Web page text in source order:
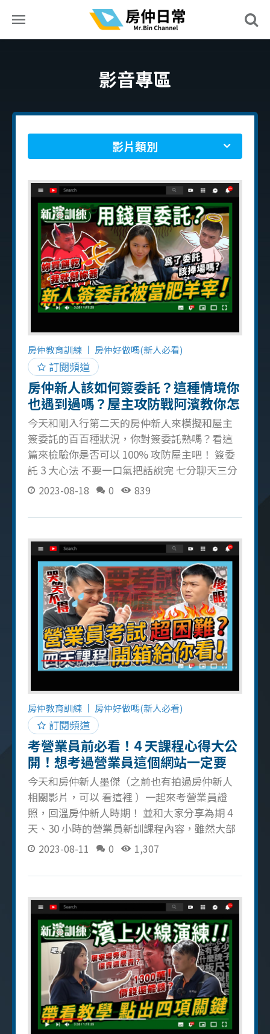
影音專區
影片類別
房仲教育訓練 房仲好做嗎(新人必看)
訂閱頻道
房仲新人該如何簽委託？這種情境你
也遇到過嗎？屋主攻防戰阿濱教你怎
麼簽！（簽委託演練篇）
今天和剛入行第二天的房仲新人來模擬和屋主
簽委託的百百種狀況，你對簽委託熟嗎？看這
篇來檢驗你是否可以 100% 攻防屋主吧！ 簽委
託 3 大心法 不要一口氣把話說完 七分聊天三分
攻堅 觀察屋主身上可以開啟的話題 檢驗你的簽
太誠實的說自己實際入行的天數，就像這支影
自己入行 1 年以下！ 什麼是違建？ 只要是在
「建物測量成果圖」以外的建物都稱作違建，
所以簽委託時可以再確認一次建物測量成果
圖！ 屋主不簽名怎麼辦？ 說明簽名是保障雙
方，語氣可以用和緩、輕鬆的方式和屋主溝通
影片中我示範了許多真實簽委託的情況，提醒
各位房仲新人在面對屋主前要先幫自己打好預
防針，遇上被逼問、難配合、甚至推銷的情況
都會發生，穩住心態且記得和屋主「拉五
同」，可以增加互動性和好感度！ 房仲新人們
想增加自己更多技能點，記得看更多新濱訓練
系列影片，將自己灌溉成長吧！ 延伸影片：屋
主開價恨天高！房仲該怎麼賣？簽
2023-08-18 0 839
房仲教育訓練 房仲好做嗎(新人必看)
訂閱頻道
考營業員前必看！4 天課程心得大公
開！想考過營業員這個網站一定要
用！
今天和房仲新人墨傑（之前也有拍過房仲新人
相關影片，可以 看這裡 ）一起來考營業員證
照，回溫房仲新人時期！ 並和大家分享為期 4
天、30 小時的營業員新訓課程內容，雖然大部
分的人都不愛上課和考試，尤其包圍著專有名
困難 但是不動產營業員證照是房仲必備的，還
等對房仲來說是非常實用且必須學會的！ 也提
醒大家上課時要記得做好筆記、認真複習，下
午最好多買杯咖啡提振精神，考試前記得用
「房仲小幫手」協助模擬考，這樣 600 題中抽
考 100 題的考試穩穩過！ 如果你對房仲新人必
學內容有更多興趣，歡迎多看我拍的房仲新人
教育訓練影片，有很多內容可以讓你了解房仲
生活和做好入行房仲的準備！ 也歡迎你在下方
2023-08-11 0 1,307